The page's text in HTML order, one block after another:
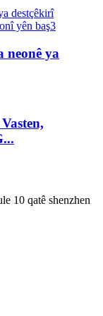
neonê ya
10 qatê shenzhen